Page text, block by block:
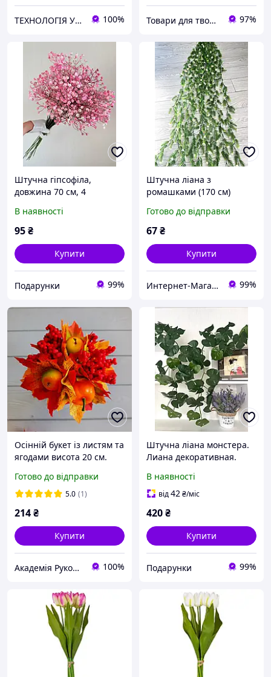
ТЕХНОЛОГІЯ УСПІХУ: повітряні кульки, фотозони, декор на свято 100% Товари для творчості "Чарівний Світ" 97%
Штучна гіпсофіла,
довжина 70 см, 4
рожева )
В наявності
95₴
Купити
Подарунки 99%
Штучна ліана з
ромашками (170 см)
Готово до відправки
67₴
Купити
Интернет-Магазин искусственных цветов Kvitochky 99%
Осінній букет із листям та
ягодами висота 20 см.
Готово до відправки
5.0 (1)
214₴
Купити
Академія Рукоділля Київ 100%
Штучна ліана монстера.
Лиана декоративная.
В наявності
від42₴/міс
420₴
Купити
Подарунки 99%